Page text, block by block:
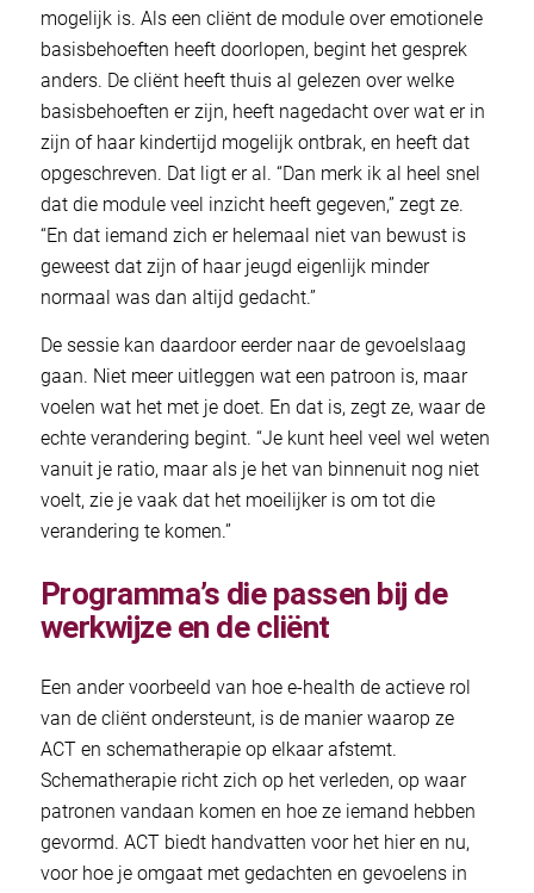
mogelijk is. Als een cliënt de module over emotionele
basisbehoeften heeft doorlopen, begint het gesprek
anders. De cliënt heeft thuis al gelezen over welke
basisbehoeften er zijn, heeft nagedacht over wat er in
zijn of haar kindertijd mogelijk ontbrak, en heeft dat
opgeschreven. Dat ligt er al. “Dan merk ik al heel snel
dat die module veel inzicht heeft gegeven,” zegt ze.
“En dat iemand zich er helemaal niet van bewust is
geweest dat zijn of haar jeugd eigenlijk minder
normaal was dan altijd gedacht.”
De sessie kan daardoor eerder naar de gevoelslaag
gaan. Niet meer uitleggen wat een patroon is, maar
voelen wat het met je doet. En dat is, zegt ze, waar de
echte verandering begint. “Je kunt heel veel wel weten
vanuit je ratio, maar als je het van binnenuit nog niet
voelt, zie je vaak dat het moeilijker is om tot die
verandering te komen.”
Programma’s die passen bij de
werkwijze en de cliënt
Een ander voorbeeld van hoe e-health de actieve rol
van de cliënt ondersteunt, is de manier waarop ze
ACT en schematherapie op elkaar afstemt.
Schematherapie richt zich op het verleden, op waar
patronen vandaan komen en hoe ze iemand hebben
gevormd. ACT biedt handvatten voor het hier en nu,
voor hoe je omgaat met gedachten en gevoelens in